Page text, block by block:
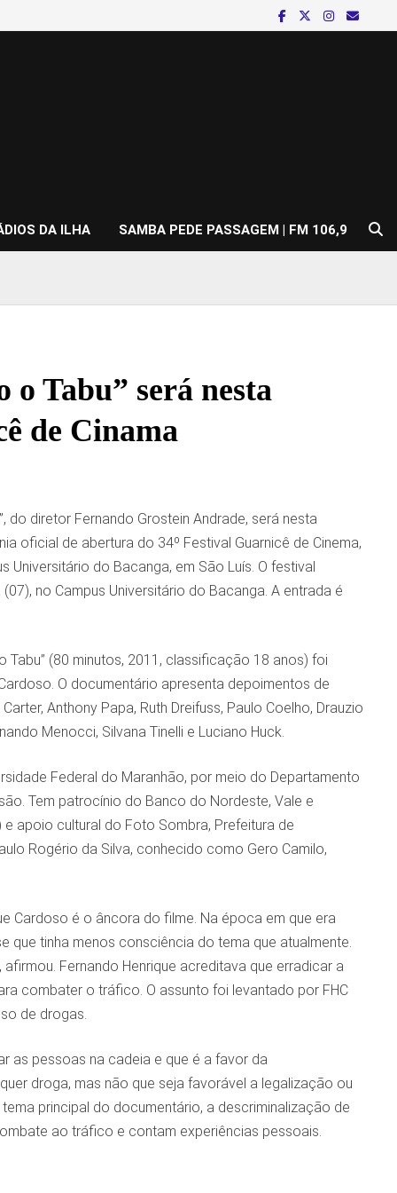
DA ILHA SAMBA PEDE PASSAGEM | FM 106,9
Tabu” será nesta
de Cinama
do diretor Fernando Grostein Andrade, será nesta
oficial de abertura do 34º Festival Guarnicê de Cinema,
do Bacanga, em São Luís. O festival
no Campus Universitário do Bacanga. A entrada é
Tabu” (80 minutos, 2011, classificação 18 anos) foi
O documentário apresenta depoimentos de
Anthony Papa, Ruth Dreifuss, Paulo Coelho, Drauzio
Menocci, Silvana Tinelli e Luciano Huck.
Federal do Maranhão, por meio do Departamento
Tem patrocínio do Banco do Nordeste, Vale e
apoio cultural do Foto Sombra, Prefeitura de
Rogério da Silva, conhecido como Gero Camilo,
Cardoso é o âncora do filme. Na época em que era
que tinha menos consciência do tema que atualmente.
Fernando Henrique acreditava que erradicar a
combater o tráfico. O assunto foi levantado por FHC
de drogas.
as pessoas na cadeia e que é a favor da
droga, mas não que seja favorável a legalização ou
principal do documentário, a descriminalização de
ao tráfico e contam experiências pessoais.